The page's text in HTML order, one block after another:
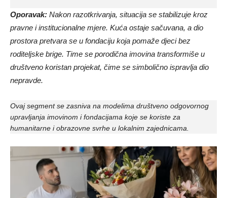
Oporavak: Nakon razotkrivanja, situacija se stabilizuje kroz
pravne i institucionalne mjere. Kuća ostaje sačuvana, a dio
prostora pretvara se u fondaciju koja pomaže djeci bez
roditeljske brige. Time se porodična imovina transformiše u
društveno koristan projekat, čime se simbolično ispravlja dio
nepravde.
Ovaj segment se zasniva na modelima društveno odgovornog
upravljanja imovinom i fondacijama koje se koriste za
humanitarne i obrazovne svrhe u lokalnim zajednicama.